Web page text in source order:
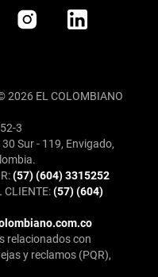
2026 EL COLOMBIANO
3
Sur - 119, Envigado,
(57) (604) 3315252
CLIENTE:(57) (604)
relacionados con
y reclamos (PQR),